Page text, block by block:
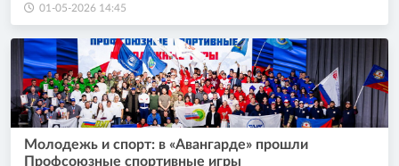
01-05-2026 14:45
Молодежь и спорт: в «Авангарде» прошли
Профсоюзные спортивные игры